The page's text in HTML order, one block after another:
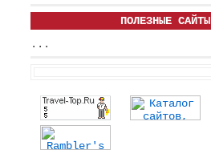
ПОЛЕЗНЫЕ САЙТЫ
...